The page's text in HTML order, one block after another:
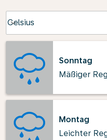
Celsius
keyboard_arrow_down
Sonntag
Mäßiger
Montag
Leichter